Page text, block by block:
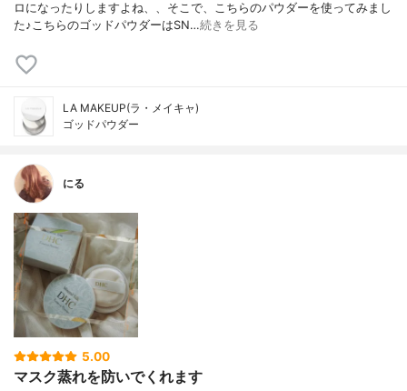
ロになったりしますよね、、そこで、こちらのパウダーを使ってみまし
た♪こちらのゴッドパウダーはSN…続きを見る
LA MAKEUP(ラ・メイキャ)
ゴッドパウダー
にる
5.00
マスク蒸れを防いでくれます